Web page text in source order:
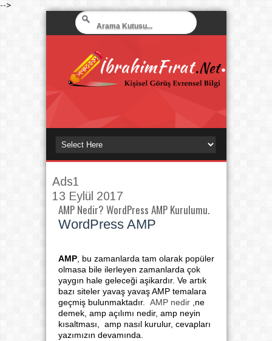
-->
Ads1
13 Eylül 2017
AMP Nedir? WordPress AMP Kurulumu.
WordPress AMP
AMP, bu zamanlarda tam olarak popüler
olmasa bile ilerleyen zamanlarda çok
yaygın hale geleceği aşikardır. Ve artık
bazı siteler yavaş yavaş AMP temalara
geçmiş bulunmaktadır. AMP nedir,ne
demek, amp açılımı nedir, amp neyin
kısaltması, amp nasıl kurulur, cevapları
yazımızın devamında.